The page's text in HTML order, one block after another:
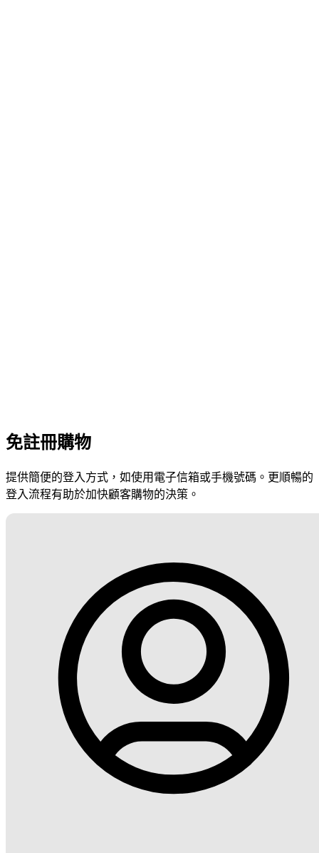
免註冊購物
提供簡便的登入方式，如使用電子信箱或手機號碼。更順暢的
登入流程有助於加快顧客購物的決策。